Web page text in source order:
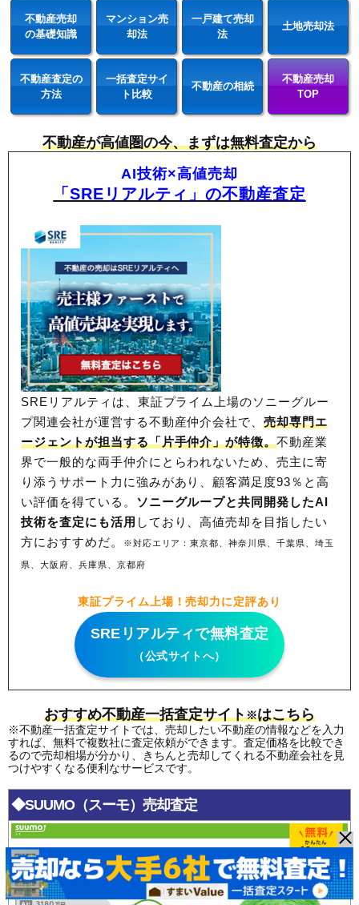
不動産売却
の基礎知識
マンション売
却法
一戸建て売却
法
土地売却法
不動産査定の
方法
一括査定サイ
ト比較
不動産の相続
不動産売却
TOP
不動産が高値圏の今、まずは無料査定から
AI技術×高値売却
「SREリアルティ」の不動産査定
SREリアルティは、東証プライム上場のソニーグルー
プ関連会社が運営する不動産仲介会社で、売却専門エ
ージェントが担当する「片手仲介」が特徴。不動産業
界で一般的な両手仲介にとらわれないため、売主に寄
り添うサポート力に強みがあり、顧客満足度93％と高
い評価を得ている。 ソニーグループと共同開発したAI
技術を査定にも活用 しており、高値売却を目指したい
方におすすめだ。
※対応エリア：東京都、神奈川県、千葉県、埼玉
県、大阪府、兵庫県、京都府
東証プライム上場！売却力に定評あり
SREリアルティで無料査定
（公式サイトへ）
おすすめ不動産一括査定サイト※はこちら
※不動産一括査定サイトでは、売却したい不動産の情報などを入力
すれば、無料で複数社に査定依頼ができます。査定価格を比較でき
るので売却相場が分かり、きちんと売却してくれる不動産会社を見
つけやすくなる便利なサービスです。
◆SUUMO（スーモ）売却査定